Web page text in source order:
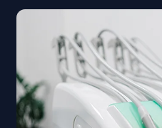
матеріалу. Вони
прозорістю та
брекети є
прозорих
Лінгвальні брекети